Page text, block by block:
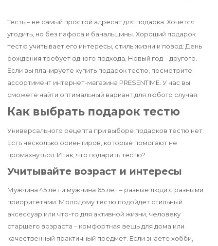
Тесть – не самый простой адресат для подарка. Хочется
угодить, но без пафоса и банальщины. Хороший подарок
тестю учитывает его интересы, стиль жизни и повод: День
рождения требует одного подхода, Новый год – другого.
Если вы планируете купить подарок тестю, посмотрите
ассортимент интернет-магазина PRESENTIME. У нас вы
сможете найти оптимальный вариант для любого случая.
Как выбрать подарок тестю
Универсального рецепта при выборе подарков тестю нет.
Есть несколько ориентиров, которые помогают не
промахнуться. Итак, что подарить тестю?
Учитывайте возраст и интересы
Мужчина 45 лет и мужчина 65 лет – разные люди с разными
приоритетами. Молодому тестю подойдет стильный
аксессуар или что-то для активной жизни, человеку
старшего возраста – комфортная вещь для дома или
качественный практичный предмет. Если знаете хобби,